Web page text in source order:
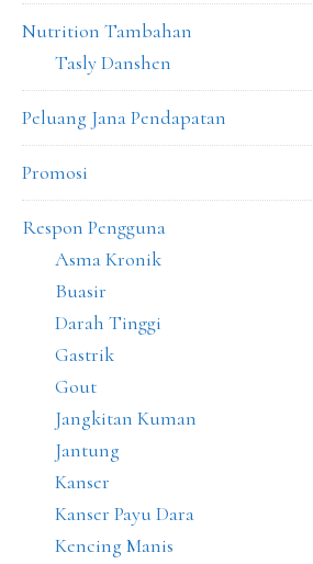
Nutrition Tambahan
Tasly Danshen
Peluang Jana Pendapatan
Promosi
Respon Pengguna
Asma Kronik
Buasir
Darah Tinggi
Gastrik
Gout
Jangkitan Kuman
Jantung
Kanser
Kanser Payu Dara
Kencing Manis